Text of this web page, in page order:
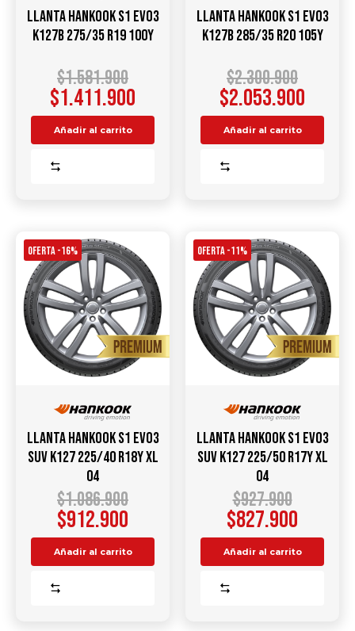
Llanta HANKOOK S1 Evo3
K127B 275/35 R19 100Y
$1.581.900
$1.411.900
Añadir al carrito
Llanta HANKOOK S1 Evo3
K127B 285/35 R20 105Y
$2.300.900
$2.053.900
Añadir al carrito
OFERTA -16%
Llanta Hankook S1 Evo3
SUV K127 225/40 R18Y XL
04
$1.086.900
$912.900
Añadir al carrito
OFERTA -11%
Llanta Hankook S1 Evo3
SUV K127 225/50 R17Y XL
04
$927.900
$827.900
Añadir al carrito